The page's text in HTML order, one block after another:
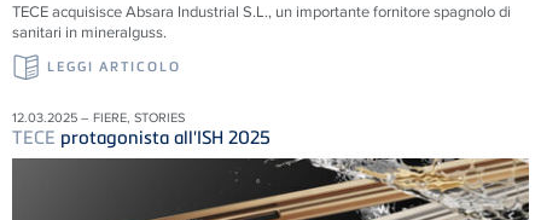
TECE acquisisce Absara Industrial S.L., un importante fornitore spagnolo di
sanitari in mineralguss.
LEGGI ARTICOLO
12.03.2025 – FIERE, STORIES
TECE protagonista all'ISH 2025